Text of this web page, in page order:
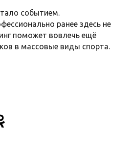
событием.
ранее здесь не
поможет вовлечь ещё
в массовые виды спорта.